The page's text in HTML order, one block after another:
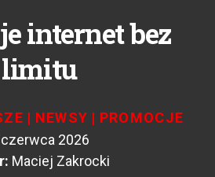
internet bez
limitu
| NEWSY | PROMOCJE
2026
Maciej Zakrocki